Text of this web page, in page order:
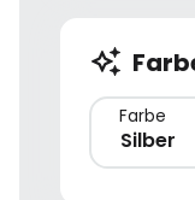
Farbe
Silber